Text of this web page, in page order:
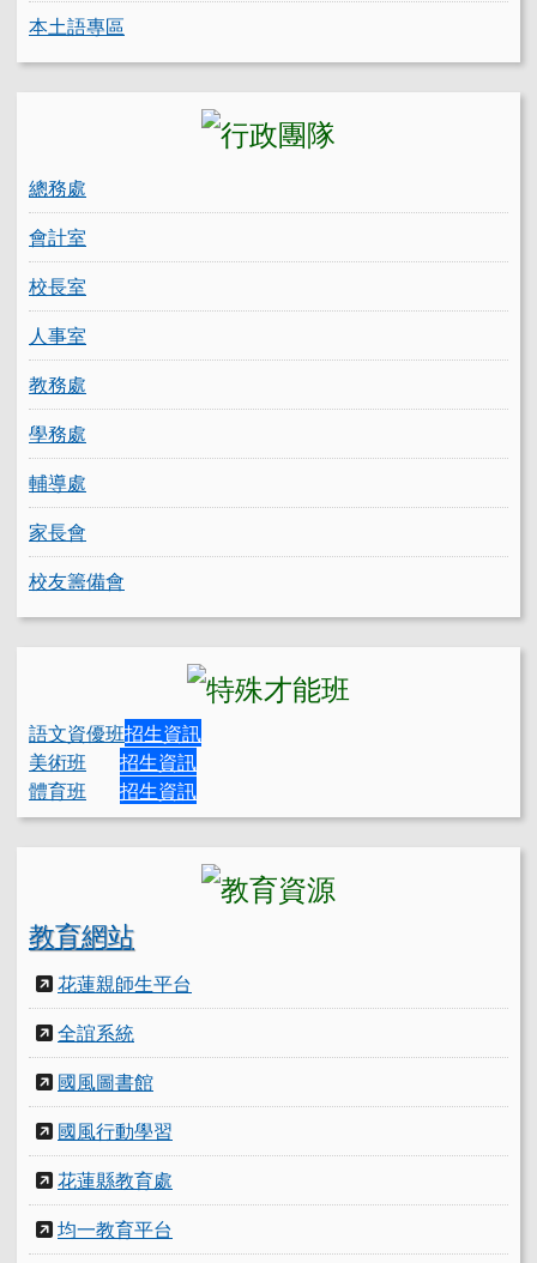
本土語專區
總務處
會計室
校長室
人事室
教務處
學務處
輔導處
家長會
校友籌備會
語文資優班招生資訊
美術班
招生資訊
體育班
招生資訊
教育網站
花蓮親師生平台
全誼系統
國風圖書館
國風行動學習
花蓮縣教育處
均一教育平台